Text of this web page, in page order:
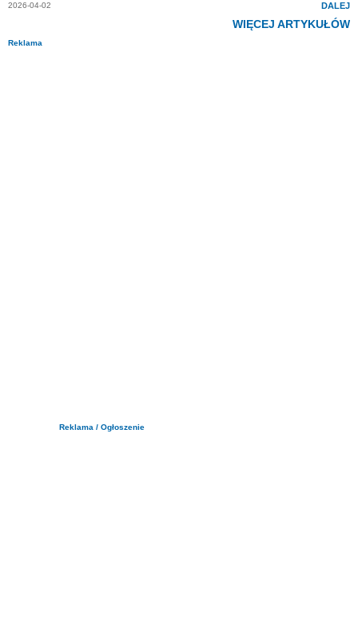
2026-04-02 DALEJ
WIĘCEJ ARTYKUŁÓW
Reklama
Reklama / Ogłoszenie